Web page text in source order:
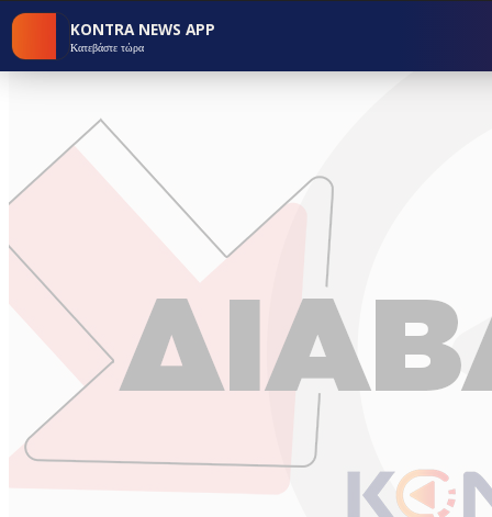
KONTRA NEWS APP
Κατεβάστε τώρα